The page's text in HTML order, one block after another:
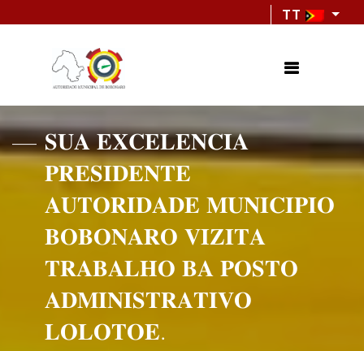
TT
𝐒𝐔𝐀 𝐄𝐗𝐂𝐄𝐋𝐄𝐍𝐂𝐈𝐀
𝐏𝐑𝐄𝐒𝐈𝐃𝐄𝐍𝐓𝐄
𝐀𝐔𝐓𝐎𝐑𝐈𝐃𝐀𝐃𝐄 𝐌𝐔𝐍𝐈𝐂𝐈𝐏𝐈𝐎
𝐁𝐎𝐁𝐎𝐍𝐀𝐑𝐎 𝐕𝐈𝐙𝐈𝐓𝐀
𝐓𝐑𝐀𝐁𝐀𝐋𝐇𝐎 𝐁𝐀 𝐏𝐎𝐒𝐓𝐎
𝐀𝐃𝐌𝐈𝐍𝐈𝐒𝐓𝐑𝐀𝐓𝐈𝐕𝐎
𝐋𝐎𝐋𝐎𝐓𝐎𝐄.